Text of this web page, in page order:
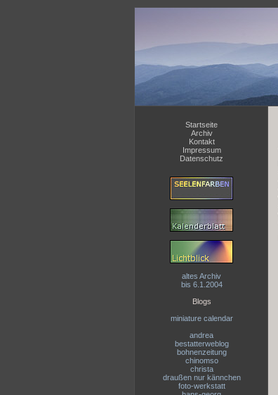
Startseite
Archiv
Kontakt
Impressum
Datenschutz
altes Archiv
bis 6.1.2004
Blogs
miniature calendar
andrea
bestatterweblog
bohnenzeitung
chinomso
christa
draußen nur kännchen
foto-werkstatt